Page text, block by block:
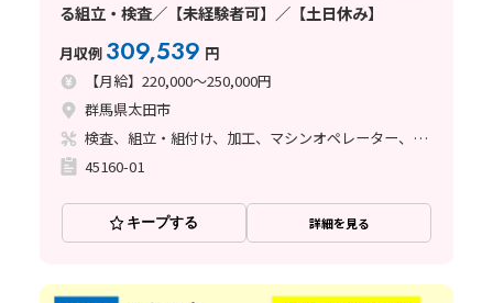
る組立・検査／【未経験者可】／【土日休み】
月収例 309,539 円
【月給】220,000～250,000円
群馬県太田市
検査、組立・組付け、加工、マシンオペレーター、クリーンルーム、清掃・洗浄、ライン作業、溶接、塗装
45160-01
キープする 詳細を見る